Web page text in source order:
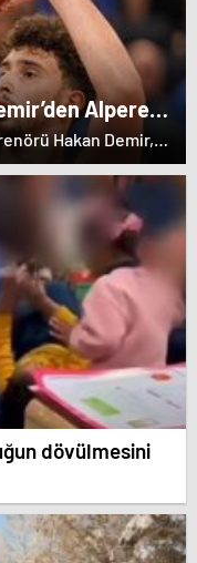
Alperen
Hakan Demir,
bulundu.
dövülmesini